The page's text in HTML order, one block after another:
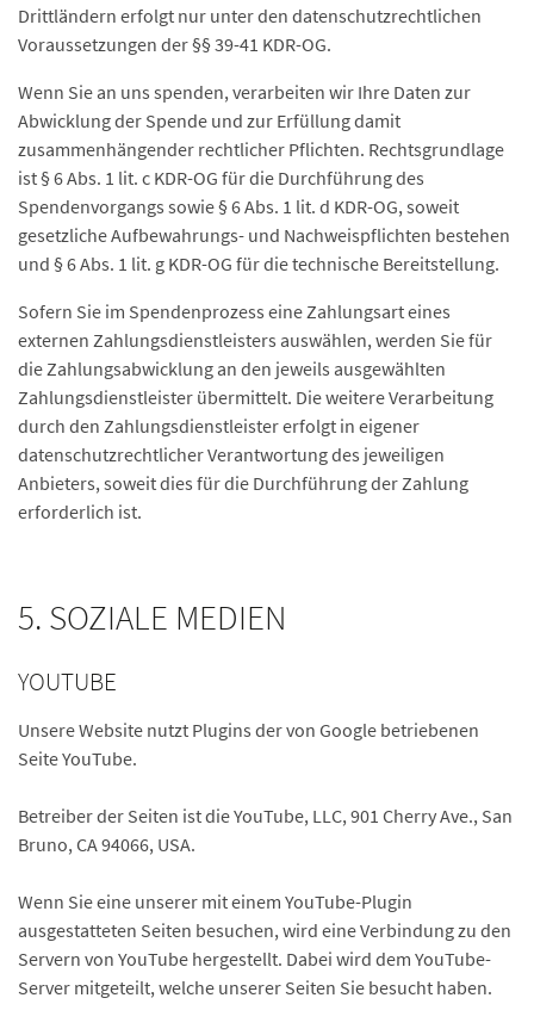
Drittländern erfolgt nur unter den datenschutzrechtlichen
Voraussetzungen der §§ 39-41 KDR-OG.
Wenn Sie an uns spenden, verarbeiten wir Ihre Daten zur
Abwicklung der Spende und zur Erfüllung damit
zusammenhängender rechtlicher Pflichten. Rechtsgrundlage
ist § 6 Abs. 1 lit. c KDR-OG für die Durchführung des
Spendenvorgangs sowie § 6 Abs. 1 lit. d KDR-OG, soweit
gesetzliche Aufbewahrungs- und Nachweispflichten bestehen
und § 6 Abs. 1 lit. g KDR-OG für die technische Bereitstellung.
Sofern Sie im Spendenprozess eine Zahlungsart eines
externen Zahlungsdienstleisters auswählen, werden Sie für
die Zahlungsabwicklung an den jeweils ausgewählten
Zahlungsdienstleister übermittelt. Die weitere Verarbeitung
durch den Zahlungsdienstleister erfolgt in eigener
datenschutzrechtlicher Verantwortung des jeweiligen
Anbieters, soweit dies für die Durchführung der Zahlung
erforderlich ist.
5. SOZIALE MEDIEN
YOUTUBE
Unsere Website nutzt Plugins der von Google betriebenen
Seite YouTube.
Betreiber der Seiten ist die YouTube, LLC, 901 Cherry Ave., San
Bruno, CA 94066, USA.
Wenn Sie eine unserer mit einem YouTube-Plugin
ausgestatteten Seiten besuchen, wird eine Verbindung zu den
Servern von YouTube hergestellt. Dabei wird dem YouTube-
Server mitgeteilt, welche unserer Seiten Sie besucht haben.